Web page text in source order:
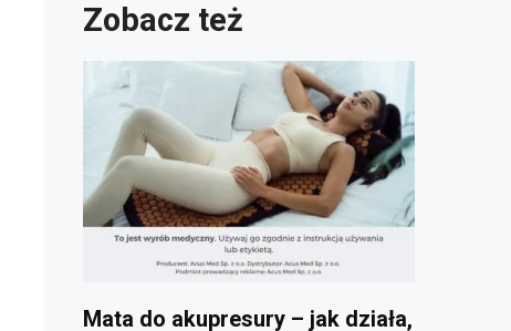
Zobacz też
Mata do akupresury – jak działa,